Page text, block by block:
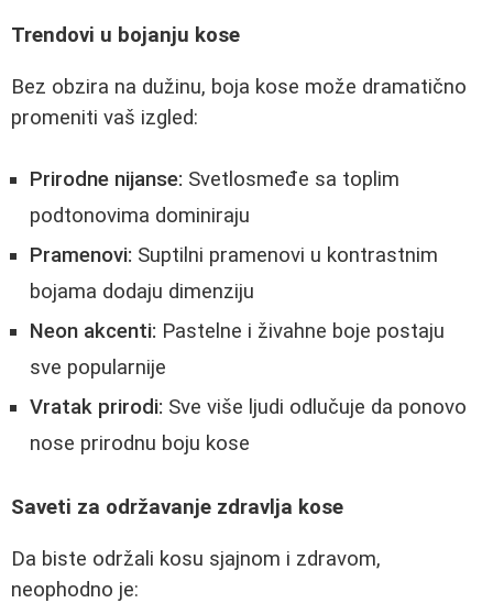
Trendovi u bojanju kose
Bez obzira na dužinu, boja kose može dramatično
promeniti vaš izgled:
Prirodne nijanse: Svetlosmeđe sa toplim
podtonovima dominiraju
Pramenovi: Suptilni pramenovi u kontrastnim
bojama dodaju dimenziju
Neon akcenti: Pastelne i živahne boje postaju
sve popularnije
Vratak prirodi: Sve više ljudi odlučuje da ponovo
nose prirodnu boju kose
Saveti za održavanje zdravlja kose
Da biste održali kosu sjajnom i zdravom,
neophodno je: